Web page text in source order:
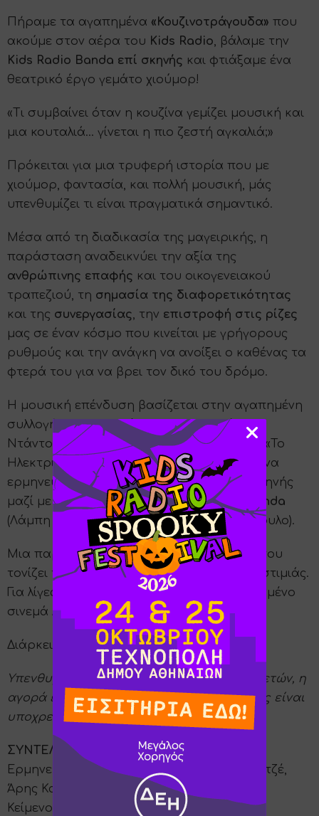
Πήραμε τα αγαπημένα «Κουζινοτράγουδα» που
ακούμε στον αέρα του Kids Radio, βάλαμε την
Kids Radio Banda επί σκηνής και φτιάξαμε ένα
θεατρικό έργο γεμάτο χιούμορ!
«Τι συμβαίνει όταν η κουζίνα γεμίζει μουσική και
μια κουταλιά... γίνεται η πιο ζεστή αγκαλιά;»
Πρόκειται για μια τρυφερή ιστορία που με
χιούμορ, φαντασία, και πολλή μουσική, μάς
υπενθυμίζει τι είναι πραγματικά σημαντικό.
Μέσα από τη διαδικασία της μαγειρικής, η
παράσταση αναδεικνύει την αξία της
ανθρώπινης επαφής και του οικογενειακού
τραπεζιού, τη σημασία της διαφορετικότητας
και της συνεργασίας, την επιστροφή στις ρίζες
μας σε έναν κόσμο που κινείται με γρήγορους
ρυθμούς και την ανάγκη να ανοίξει ο καθένας τα
φτερά του για να βρει τον δικό του δρόμο.
Η μουσική επένδυση βασίζεται στην αγαπημένη
συλλογή
«Κουζινοτράγουδα»του Ορέστη
Ντάντου (με επιτυχίες όπως «Το Αβγό» και «Το
Ηλεκτρικό Σκουπάκι»), με τους ηθοποιούς να
ερμηνεύουν τα τραγούδια ζωντανά επί σκηνής
μαζί με τους μουσικούς τηςKids Radio Banda
(Λάμπη Κουντουρόγιαννη & Άλεξ Σταυρόπουλο).
Μια παράσταση για παιδιά 3 έως 11 ετών που
τονίζει τη σημασία της αγάπης και της νοστιμιάς.
Για λίγες μόνο παραστάσεις στο ανακαινισμένο
σινεμά Αθήναιον!
Διάρκεια: 60’ (χωρίς διάλειμμα)
Υπενθυμίζεται πως για παιδιά άνω των 2 ετών, η
αγορά εισιτηρίου και η εξασφάλιση θέσης είναι
υποχρεωτική.
ΣΥΝΤΕΛΕΣΤΕΣ ΠΑΡΑΣΤΑΣΗΣ
Ερμηνεύουν: Γιώργος Γκίντζος, Μαρία Δελετζέ,
Άρης Κασαπίδης
Κείμενο: Σταυρούλα Παγώνα